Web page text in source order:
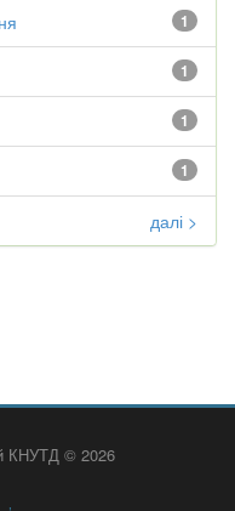
1
1
1
1
далі >
КНУТД © 2026